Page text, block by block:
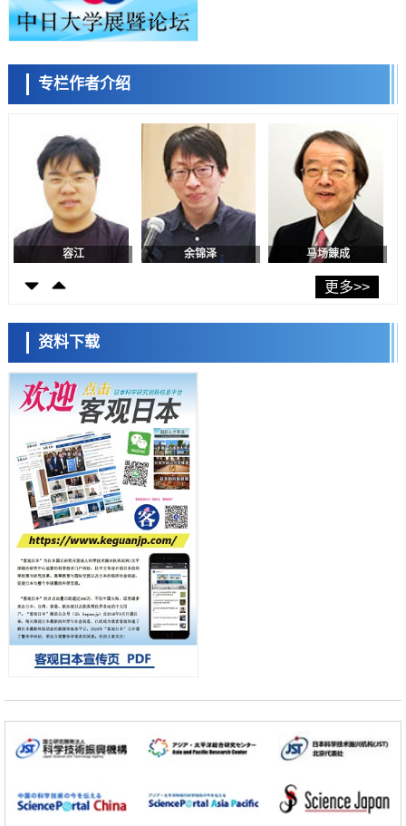
证电容器可在汽车发动机等高温环境下工作
经济・社会
日本生成式AI使用者占比一年内翻倍，但与中美德仍有较大差距
政策
日本修订首都直下型地震紧急对策：目标为死亡人数至少减半，重点强
化火灾防控
福井大学发现细胞记忆过往并抑制反应的机制，阐明即便DNA相同反应
迥异之谜
科学研究
神户大学确认口服癌症疫苗B440单药给药的安全性，在转移性尿路上皮
癌患者中开展临床试验
日本发布《令和8年版科学技术与创新白皮书》，解读第七期基本计划
首年度政策方向
科学研究
东京大学发现可诱导细胞死亡的新型信使物质
东京都健康长寿医疗中心跨器官揭示衰老过程中的糖链变化
科学研究
产总研无需石油利用松脂制备石墨前驱体，可作为电池电极材料
科学研究
东京大学和海上保安厅等发现南海海槽沿线板块边界锁定状态存在区域
差异
政策
日本第2次医疗研究开发调整费，根据一线实际情况和需求分配99.3亿
日元
科学研究
千叶大学鉴定出导致难治性疾病“肺高血压症”恶化的蛋白质“MYL9/12”，
会引发血管结构恶化
科学研究
京都大学高效生成光的构成单元“光子”，可应用于量子计算机
科学研究
开发出300亿年仅误差1秒的光晶格钟，构建网络将其打造为下一代社会
基础设施
经济・社会
大阪大学开发出膜脂质可视化工具，使脂质探针的高效开发成为可能
科学研究
带大量基因的人工细胞
政策
专栏作者介绍
陈小牧 李鸥 安宁
容江 余锦泽 马场錬成
日本科学未来馆 科学交
流员
小岩井忠道 泷川 进
更多>>
资料下载